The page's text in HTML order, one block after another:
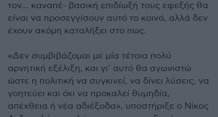
τον… καναπέ- βασική επιδίωξή τους εφεξής θα
είναι να προσεγγίσουν αυτό το κοινό, αλλά δεν
έχουν ακόμη καταλήξει στο πως.
«Δεν συμβιβάζομαι με μία τέτοια πολύ
αρνητική εξέλιξη, και γι’ αυτό θα αγωνιστώ
ώστε η πολιτική να συγκινεί, να δίνει λύσεις, να
γοητεύει και όχι να προκαλεί θυμηδία,
απέχθεια ή νέα αδιέξοδα», υποστήριξε ο Νίκος